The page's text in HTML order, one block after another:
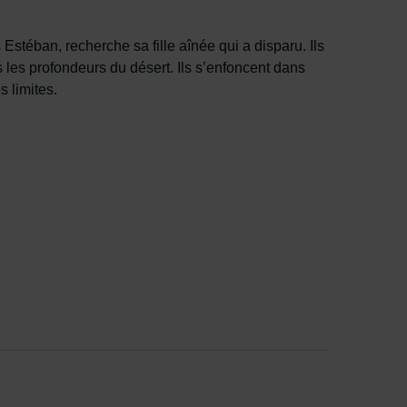
recherche sa fille aînée qui a disparu. Ils
profondeurs du désert. Ils s’enfoncent dans
limites.